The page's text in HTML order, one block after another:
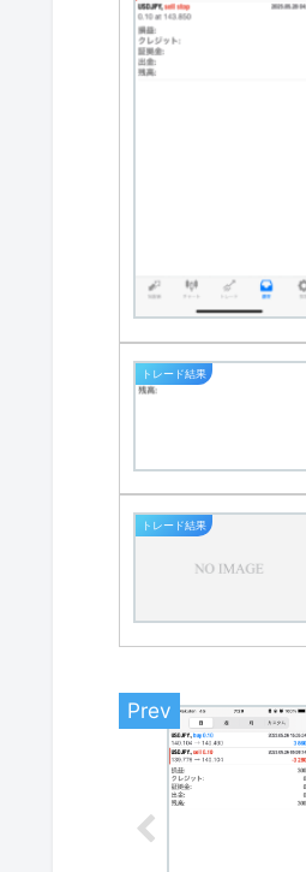
トレード結果
トレード結果